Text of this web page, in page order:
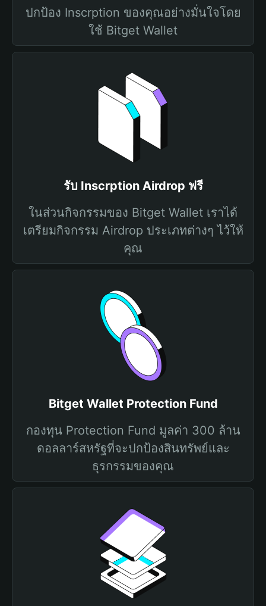
ปกป้อง Inscrption ของคุณอย่างมั่นใจโดย
ใช้ Bitget Wallet
รับ Inscrption Airdrop ฟรี
ในส่วนกิจกรรมของ Bitget Wallet เราได้
เตรียมกิจกรรม Airdrop ประเภทต่างๆ ไว้ให้
คุณ
Bitget Wallet Protection Fund
กองทุน Protection Fund มูลค่า 300 ล้าน
ดอลลาร์สหรัฐที่จะปกป้องสินทรัพย์และ
ธุรกรรมของคุณ